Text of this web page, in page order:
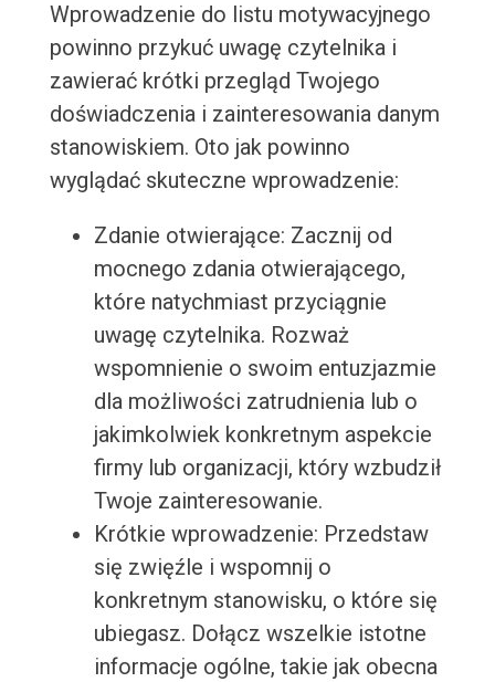
Wprowadzenie do listu motywacyjnego
powinno przykuć uwagę czytelnika i
zawierać krótki przegląd Twojego
doświadczenia i zainteresowania danym
stanowiskiem. Oto jak powinno
wyglądać skuteczne wprowadzenie:
Zdanie otwierające: Zacznij od
mocnego zdania otwierającego,
które natychmiast przyciągnie
uwagę czytelnika. Rozważ
wspomnienie o swoim entuzjazmie
dla możliwości zatrudnienia lub o
jakimkolwiek konkretnym aspekcie
firmy lub organizacji, który wzbudził
Twoje zainteresowanie.
Krótkie wprowadzenie: Przedstaw
się zwięźle i wspomnij o
konkretnym stanowisku, o które się
ubiegasz. Dołącz wszelkie istotne
informacje ogólne, takie jak obecna